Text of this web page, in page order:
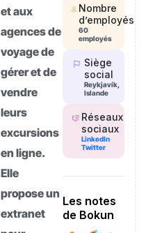
et aux
agences de
voyage de
gérer et de
vendre
leurs
excursions
en ligne.
Elle
propose un
extranet
Nombre
d’employés
60
employés
Siège
social
Reykjavík,
Islande
Réseaux
sociaux
LinkedIn
Twitter
Les notes
de Bokun